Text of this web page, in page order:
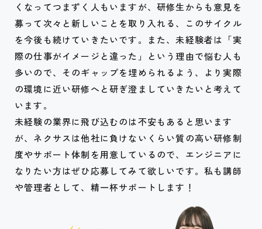
くなってつまずく人もいますが、研修生からも意見を
募って次々と新しいことを取り入れる、このサイクル
を今後も続けていきたいです。また、未経験者は「実
際の仕事がイメージと違った」という理由で悩む人も
多いので、そのギャップを埋められるよう、より実際
の環境に近い研修へと研ぎ澄ましていきたいと考えて
います。
未経験の業界に飛び込むのは不安もあると思います
が、ネクサスは他社に負けないくらい質の高い研修制
度やサポート体制を用意しているので、エンジニアに
なりたい方はぜひ応募してみて欲しいです。私も講師
や管理者として、精一杯サポートします！